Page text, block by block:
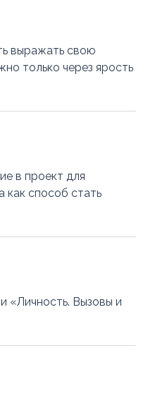
выражать свою
только через ярость
в проект для
как способ стать
«Личность. Вызовы и